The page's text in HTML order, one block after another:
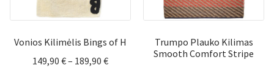
Vonios Kilimėlis Bings of H
149,90 €– 189,90 €Price
Trumpo Plauko Kilimas
Smooth Comfort Stripe